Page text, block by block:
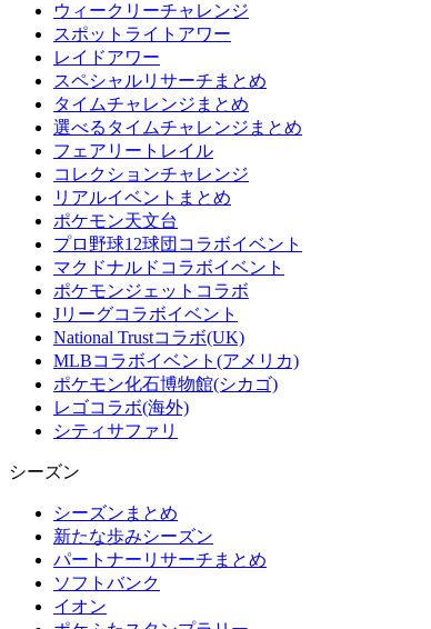
ウィークリーチャレンジ
スポットライトアワー
レイドアワー
スペシャルリサーチまとめ
タイムチャレンジまとめ
選べるタイムチャレンジまとめ
フェアリートレイル
コレクションチャレンジ
リアルイベントまとめ
ポケモン天文台
プロ野球12球団コラボイベント
マクドナルドコラボイベント
ポケモンジェットコラボ
Jリーグコラボイベント
National Trustコラボ(UK)
MLBコラボイベント(アメリカ)
ポケモン化石博物館(シカゴ)
レゴコラボ(海外)
シティサファリ
シーズン
シーズンまとめ
新たな歩みシーズン
パートナーリサーチまとめ
ソフトバンク
イオン